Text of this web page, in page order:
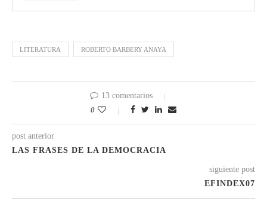
LITERATURA ROBERTO BARBERY ANAYA
13 comentarios
0
post anterior
LAS FRASES DE LA DEMOCRACIA
siguiente post
EFINDEX07